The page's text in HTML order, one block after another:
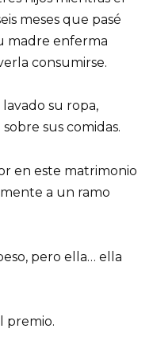
meses que pasé
madre enferma
consumirse.
su ropa,
sus comidas.
en este matrimonio
a un ramo
pero ella… ella
premio.